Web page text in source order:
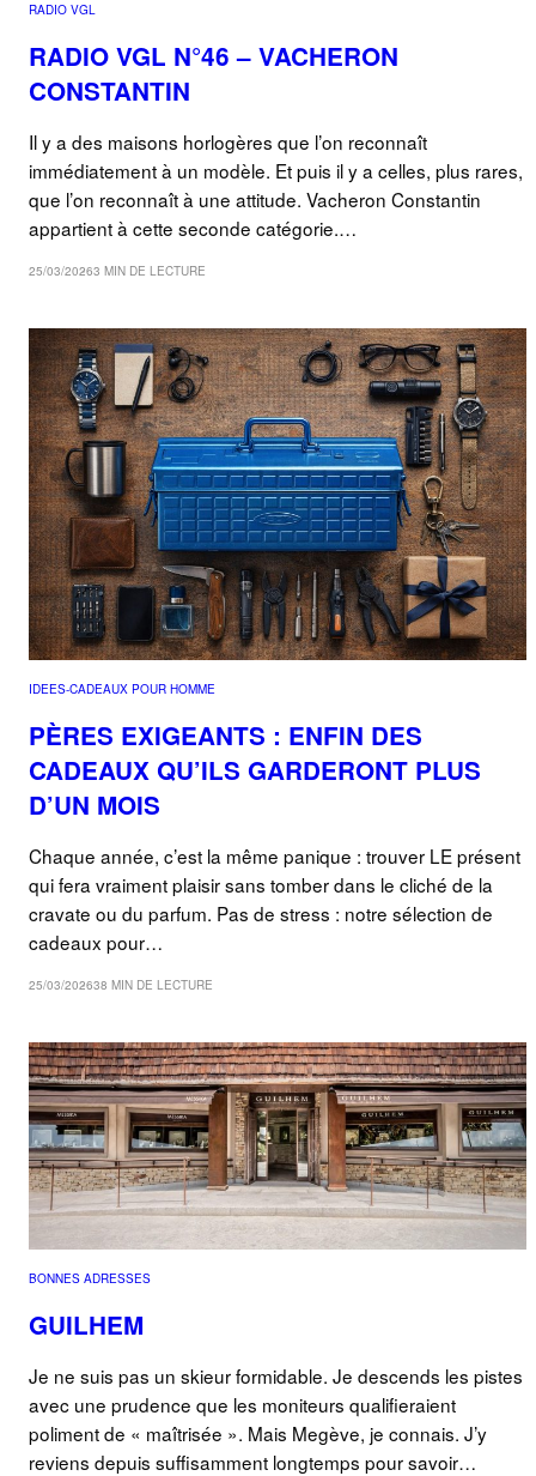
RADIO VGL
RADIO VGL N°46 – VACHERON
CONSTANTIN
Il y a des maisons horlogères que l’on reconnaît
immédiatement à un modèle. Et puis il y a celles, plus rares,
que l’on reconnaît à une attitude. Vacheron Constantin
appartient à cette seconde catégorie.…
25/03/20263 MIN DE LECTURE
IDEES-CADEAUX POUR HOMME
PÈRES EXIGEANTS : ENFIN DES
CADEAUX QU’ILS GARDERONT PLUS
D’UN MOIS
Chaque année, c’est la même panique : trouver LE présent
qui fera vraiment plaisir sans tomber dans le cliché de la
cravate ou du parfum. Pas de stress : notre sélection de
cadeaux pour…
25/03/202638 MIN DE LECTURE
BONNES ADRESSES
GUILHEM
Je ne suis pas un skieur formidable. Je descends les pistes
avec une prudence que les moniteurs qualifieraient
poliment de « maîtrisée ». Mais Megève, je connais. J’y
reviens depuis suffisamment longtemps pour savoir…